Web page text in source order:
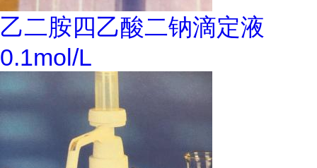
乙二胺四乙酸二钠滴定液
0.1mol/L